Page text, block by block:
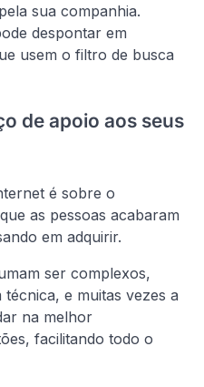
sua companhia.
despontar em
usem o filtro de busca
de apoio aos seus
é sobre o
as pessoas acabaram
em adquirir.
ser complexos,
e muitas vezes a
na melhor
facilitando todo o